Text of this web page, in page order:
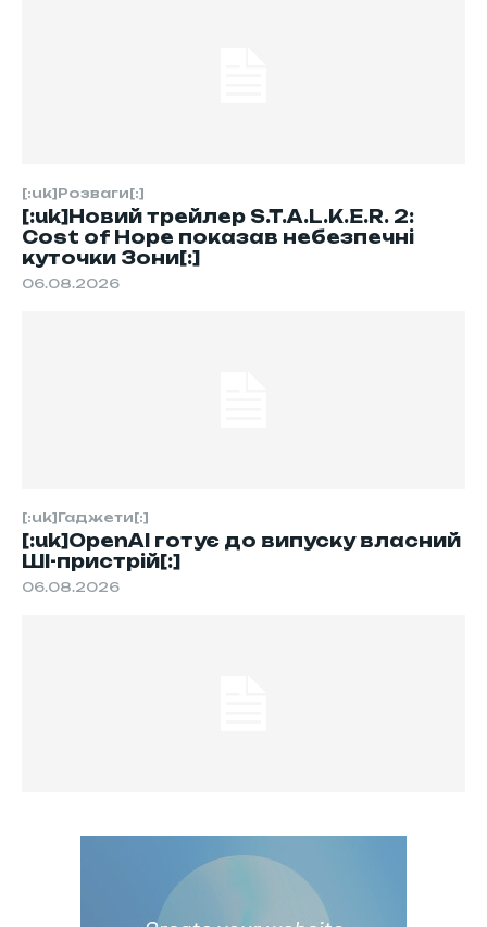
[:uk]Розваги[:]
[:uk]Новий трейлер S.T.A.L.K.E.R. 2:
Cost of Hope показав небезпечні
куточки Зони[:]
06.08.2026
[:uk]Гаджети[:]
[:uk]OpenAI готує до випуску власний
ШІ-пристрій[:]
06.08.2026